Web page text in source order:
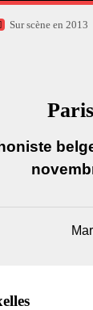
Sur scène en 2013